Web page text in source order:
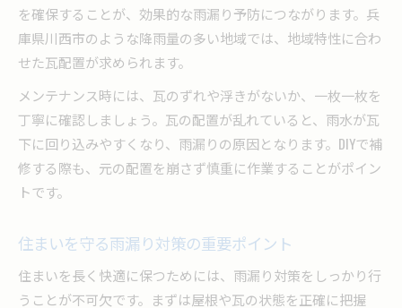
を確保することが、効果的な雨漏り予防につながります。兵
庫県川西市のような降雨量の多い地域では、地域特性に合わ
せた瓦配置が求められます。
メンテナンス時には、瓦のずれや浮きがないか、一枚一枚を
丁寧に確認しましょう。瓦の配置が乱れていると、雨水が瓦
下に回り込みやすくなり、雨漏りの原因となります。DIYで補
修する際も、元の配置を崩さず慎重に作業することがポイン
トです。
住まいを守る雨漏り対策の重要ポイント
住まいを長く快適に保つためには、雨漏り対策をしっかり行
うことが不可欠です。まずは屋根や瓦の状態を正確に把握